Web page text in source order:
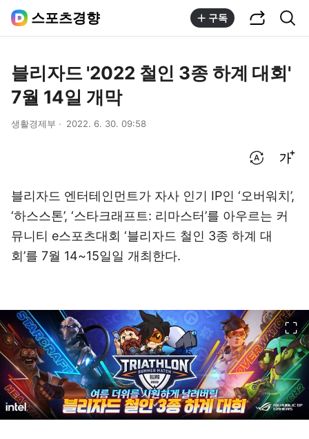
스포츠경향 구독
블리자드 '2022 철인 3종 하계 대회'
7월 14일 개막
생활경제부 2022. 6. 30. 09:58
블리자드 엔터테인먼트가 자사 인기 IP인 ‘오버워치’,
‘하스스톤’, ‘스타크래프트: 리마스터’를 아우르는 커
뮤니티 e스포츠대회 ‘블리자드 철인 3종 하계 대
회’를 7월 14~15일일 개최한다.